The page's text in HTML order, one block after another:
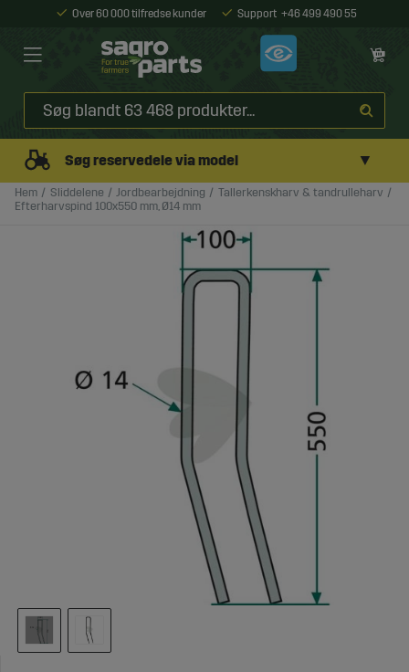
Over 60 000 tilfredse kunder Support +46 499 490 55
Søg reservedele via model ▼
Hem Sliddelene Jordbearbejdning
Tallerkenskharv & tandrulleharv
Efterharvspind 100x550 mm, Ø14 mm